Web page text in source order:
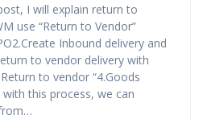
I will explain return to
use “Return to Vendor”
Inbound delivery and
to vendor delivery with
to vendor “4.Goods
this process, we can